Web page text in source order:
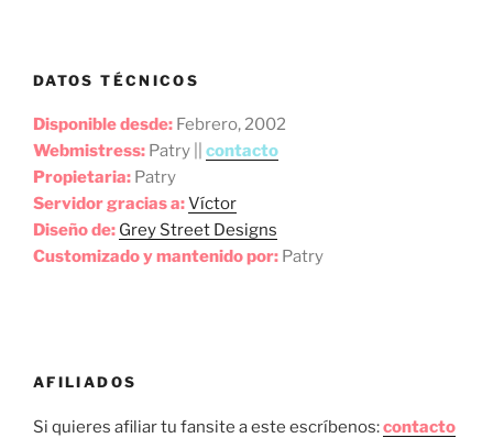
DATOS TÉCNICOS
Disponible desde: Febrero, 2002
Webmistress: Patry || contacto
Propietaria: Patry
Servidor gracias a:Víctor
Diseño de: Grey Street Designs
Customizado y mantenido por: Patry
AFILIADOS
Si quieres afiliar tu fansite a este escríbenos:contacto